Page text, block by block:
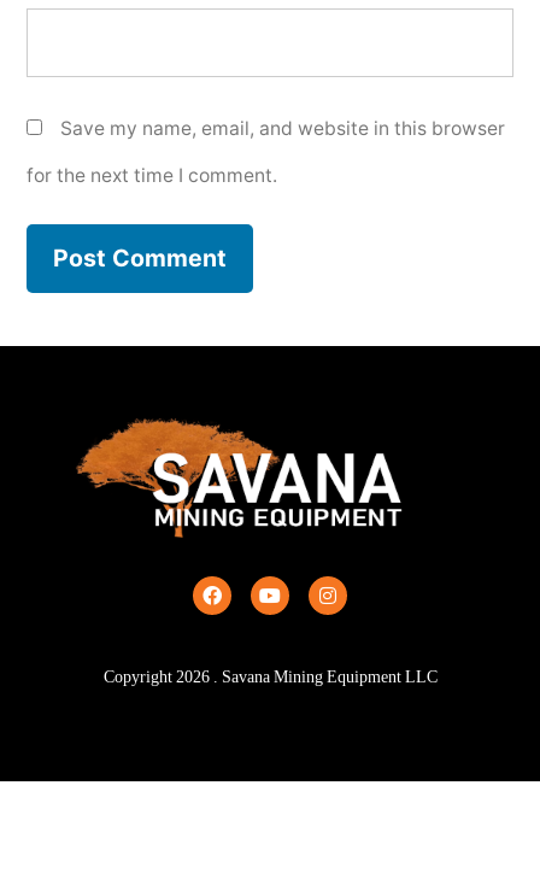
Save my name, email, and website in this browser
for the next time I comment.
Copyright2026. Savana Mining Equipment LLC